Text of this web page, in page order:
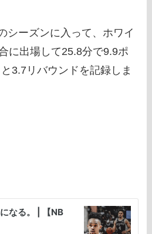
シーズンに入って、ホワイ
に出場して25.8分で9.9ポ
3.7リバウンドを記録しま